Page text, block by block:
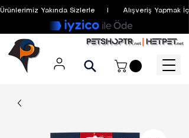
Ürünlerimiz Yakında Sizlerle     I      Alışveriş